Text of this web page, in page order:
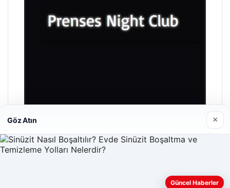
Prenses Night Club
29/04/2026
Göz Atın ×
Güncel Haberler